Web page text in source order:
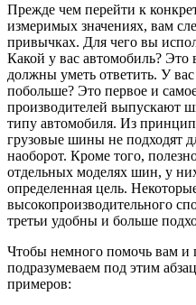
Прежде чем перейти к
измеримых значениях, вам
привычках. Для чего вы
Какой у вас автомобиль?
должны уметь ответить. У
побольше? Это первое и
производителей выпускают
типу автомобиля. Из
грузовые шины не подходят
наоборот. Кроме того,
отдельных моделях шин, у
определенная цель.
высокопроизводительного
третьи удобны и больше
Чтобы немного помочь вам и
подразумеваем под этим
примеров: